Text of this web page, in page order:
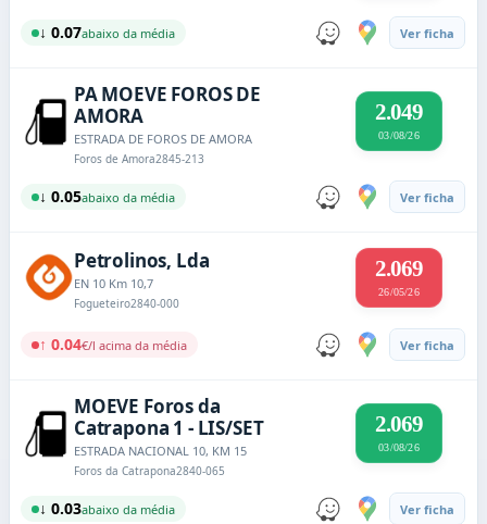
↓ 0.07abaixo da média Ver ficha
PA MOEVE FOROS DE
AMORA
ESTRADA DE FOROS DE AMORA
Foros de Amora2845-213
2.049
03/08/26
↓ 0.05abaixo da média Ver ficha
Petrolinos, Lda
EN 10 Km 10,7
Fogueteiro2840-000
2.069
26/05/26
↑ 0.04€/l acima da média Ver ficha
MOEVE Foros da
Catrapona 1 - LIS/SET
ESTRADA NACIONAL 10, KM 15
Foros da Catrapona2840-065
2.069
03/08/26
↓ 0.03abaixo da média Ver ficha